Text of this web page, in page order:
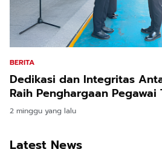
BERITA
Dedikasi dan Integritas
Raih Penghargaan
2 minggu yang lalu
Latest News